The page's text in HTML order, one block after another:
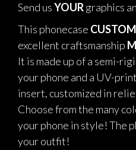
Send usYOURgraphics
This phonecase
excellent craftsmanship
It is made up of a semi-
your phone and a UV-
insert, customized in
Choose from the many
your phone in style! The
your outfit!